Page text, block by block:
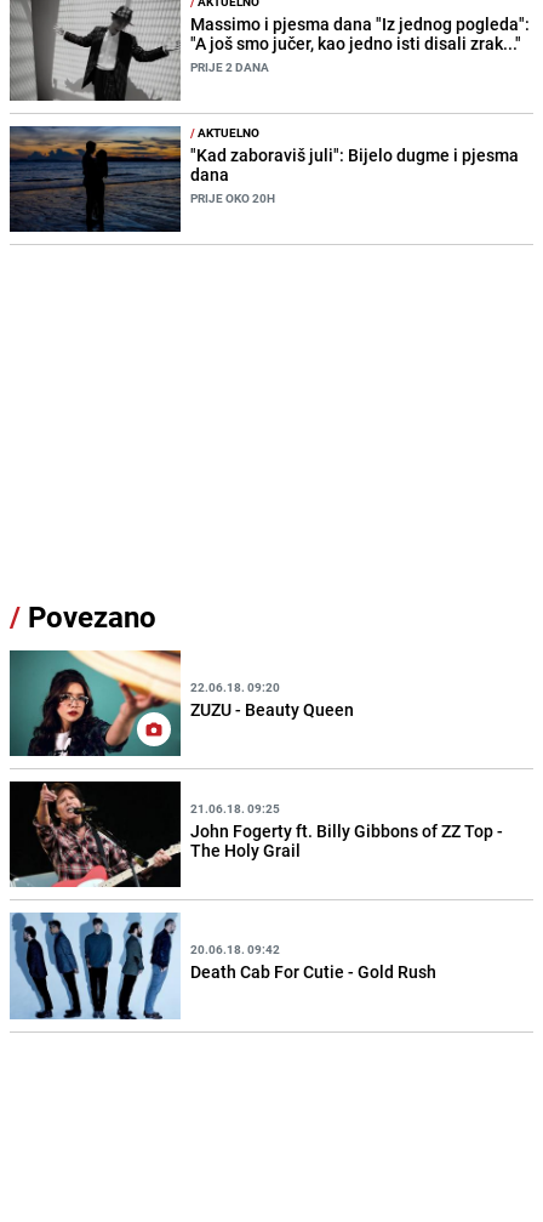
Massimo i pjesma dana "Iz jednog pogleda":
"A još smo jučer, kao jedno isti disali zrak..."
PRIJE 2 DANA
/AKTUELNO
"Kad zaboraviš juli": Bijelo dugme i pjesma
dana
PRIJE OKO 20H
/ Povezano
22.06.18. 09:20
ZUZU - Beauty Queen
21.06.18. 09:25
John Fogerty ft. Billy Gibbons of ZZ Top -
The Holy Grail
20.06.18. 09:42
Death Cab For Cutie - Gold Rush